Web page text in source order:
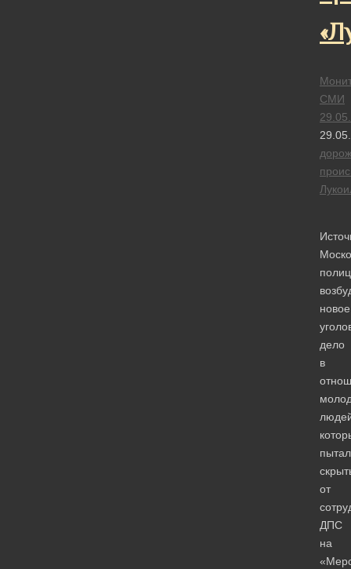
СМИ
новое
дело
в
от
ДПС
на